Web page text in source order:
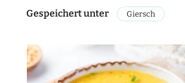
Gespeichert unter Giersch